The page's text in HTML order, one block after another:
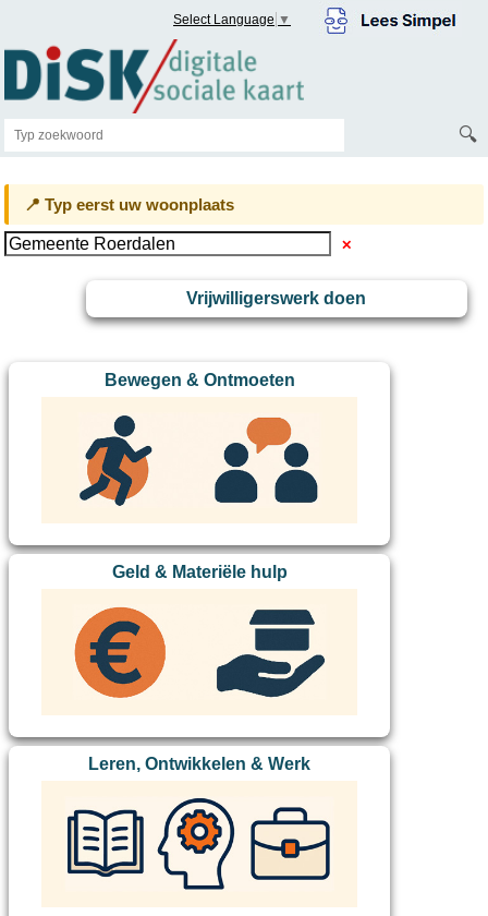
Select Language ▼
🔍
📍 Typ eerst uw woonplaats
✕
Vrijwilligerswerk doen
Bewegen & Ontmoeten
Geld & Materiële hulp
Leren, Ontwikkelen & Werk